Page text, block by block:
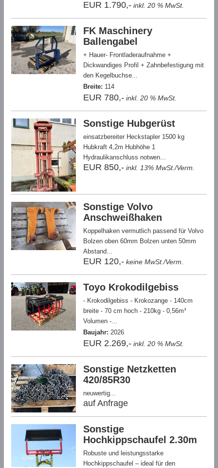
EUR 1.790,- inkl. 20 % MwSt.
FK Maschinery
Ballengabel
+ Hauer- Frontladeraufnahme +
Dickwandiges Profil + Zahnbefestigung mit
den Kegelbuchse...
Breite: 114
EUR 780,- inkl. 20 % MwSt.
Sonstige Hubgerüst
einsatzbereiter Heckstapler 1500 kg
Hubkraft 4,2m Hubhöhe 1
Hydraulikanschluss notwen...
EUR 850,- inkl. 13% MwSt./Verm.
Sonstige Volvo
Anschweißhaken
Koppelhaken vermutlich passend für Volvo
Bolzen oben 60mm Bolzen unten 50mm
Abstand...
EUR 120,- keine MwSt./Verm.
Toyo Krokodilgebiss
- Krokodilgebiss - Krokozange - 140cm
breite - 70 cm hoch - 210kg - 0,56m³
Volumen -...
Baujahr: 2026
EUR 2.269,- inkl. 20 % MwSt.
Sonstige Netzketten
420/85R30
neuwertig...
auf Anfrage
Sonstige
Hochkippschaufel 2.30m
Robuste und leistungsstarke
Hochkippschaufel – ideal für den